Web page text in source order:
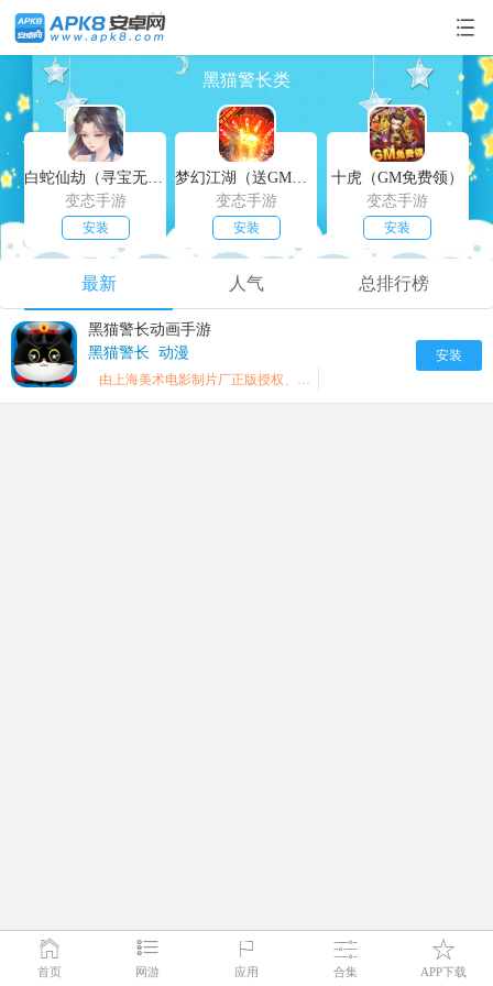
黑猫警长类
白蛇仙劫（寻宝无限真充）
变态手游
安装
梦幻江湖（送GM特权）
变态手游
安装
十虎（GM免费领）
变态手游
安装
最新 人气 总排行榜
安装
黑猫警长动画手游
黑猫警长 动漫
由上海美术电影制片厂正版授权、根据同名电影动画片改编.
首页 网游 应用 合集 APP下载